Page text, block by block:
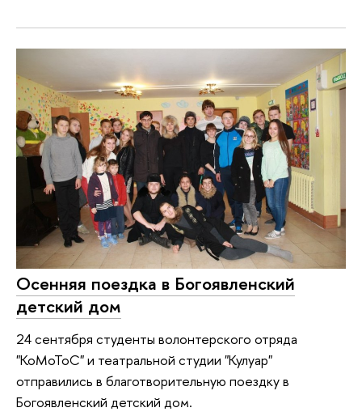
Осенняя поездка в Богоявленский
детский дом
24 сентября студенты волонтерского отряда
"КоМоТоС" и театральной студии "Кулуар"
отправились в благотворительную поездку в
Богоявленский детский дом.